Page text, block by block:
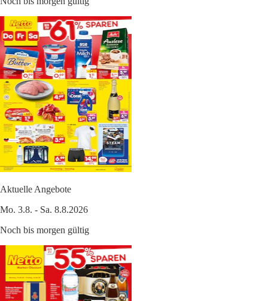
Aktuelle Angebote
Mo. 3.8. - Sa. 8.8.2026
Noch bis morgen gültig